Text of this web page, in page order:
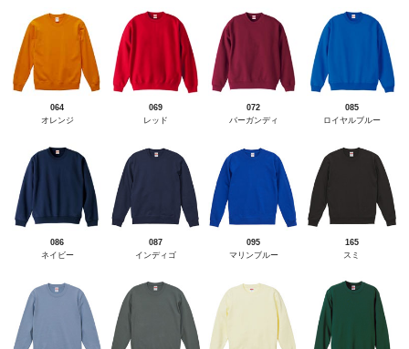
064
オレンジ
069
レッド
072
バーガンディ
085
ロイヤルブルー
086
ネイビー
087
インディゴ
095
マリンブルー
165
スミ